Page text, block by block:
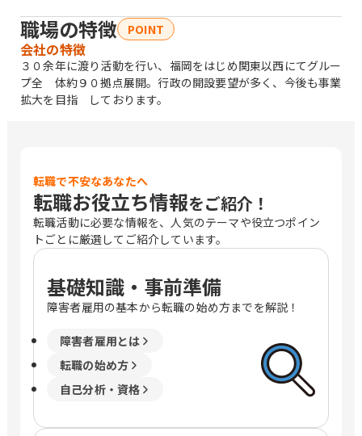
職場の特徴 POINT
会社の特徴
３０余年に渡り活動を行い、福岡をはじめ関東以西にてグルー
プ全 体約９０拠点展開。行政の開設要望が多く、今後も事業
拡大を目指 しております。
転職で不安なあなたへ
転職お役立ち情報をご紹介！
転職活動に必要な情報を、人気のテーマや役立つポイン
トごとに厳選してご紹介しています。
基礎知識・事前準備
障害者雇用の基本から転職の始め方までを解説！
障害者雇用とは
転職の始め方
自己分析・資格